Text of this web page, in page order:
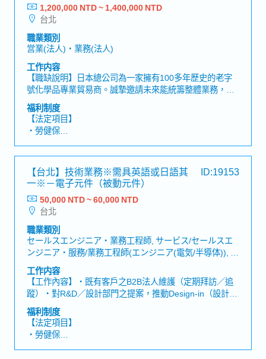
【企業福利制度】
・固定獎金 (保證1.5個月)
・公司年度業績獎金
・暑假 (3-5天，比照日本休假天數調整)
・生育禮金、久任獎勵金(依年資給予)
・尾牙、不定期員工旅遊
・每年健康檢查
・教育訓練制度 (依個人情況不同)
・專業證照課程全額補助 (依個人情況不同)
1,200,000 NTD ~ 1,400,000 NTD
台北
職業類別
営業(法人)・業務(法人)
工作内容
【職缺說明】日本總公司為一家擁有100多年歷史的老字
號化學品專業貿易商。誠摯邀請未來能統籌整體業務，並
參與公司經營的核心幹部人才加入！【工作內容概要】・
負責管理業務部門，協助日籍總經理推動營運管理・電子
材料產業的業務工作（半導體、液晶面板用副資材、化學
品等）・參加定期會議【工作職責】・當部屬遇到困難
時，能提供諮詢與指導，協助其找出解決方案，並陪伴其
完成工作・負責接待日本客戶及日本總公司經理級以上主
管訪台時的行程安排與陪同・能與日本籍駐在員就公司經
營方針及未來發展方向交換意見・於日本籍駐在員短期不
在期間，負責公司整體營運管理【職位魅力】・有機會於
未來參與公司經營層級的管理工作・能夠累積全方位管理
經驗的職位，可培養團隊管理、部門營運及組織領導能力
福利制度
【法定項目】
・勞健保
・各種休假（特別休假、婚假、喪假、生理假、產檢假、
陪產假、產假、育嬰假）
・退休金
【公司福利】
獎金：過去實績約4個月（依業績而定）
【台北】技術業務※需具英語或日語其
一※－電子元件（被動元件）
ID:19153
50,000 NTD ~ 60,000 NTD
台北
職業類別
セールスエンジニア・業務工程師, サービス/セールスエ
ンジニア・服務/業務工程師(エンジニア(電気/半導体)), サ
ービス/セールスエンジニア・服務/業務工程師(エンジニ
ア(機械)), 商品/生産技術開発・商品/生產技術開發, 営業
(法人)・業務(法人)
工作内容
【工作內容】・既有客戶之B2B法人維護（定期拜訪／追
蹤）・對R&D／設計部門之提案，推動Design-in（設計導
入）・報價／提案書製作，KPI管理（商談數／成交率／平
均單價）・CRM更新，內外部協調（英／日）／運用
Excel（VLOOKUP／樞紐分析）【公司簡介】・具日系背
景、於亞洲多地設點之電子元件集團・台灣據點負責銷售
與技術支援功能【組織結構】・銷售／技術／管理 三大部
福利制度
【法定項目】
・勞健保